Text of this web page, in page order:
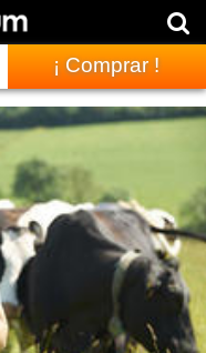
¡ Comprar !